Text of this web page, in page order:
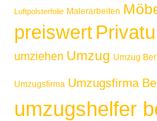
Luftpolsterfolie Malerarbeiten
preiswert
umziehen Umzug Umzug
Umzugsfirma Umzugsfirma
umzugshelfer